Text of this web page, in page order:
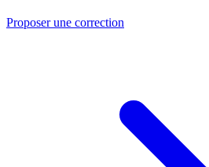
Proposer une correction